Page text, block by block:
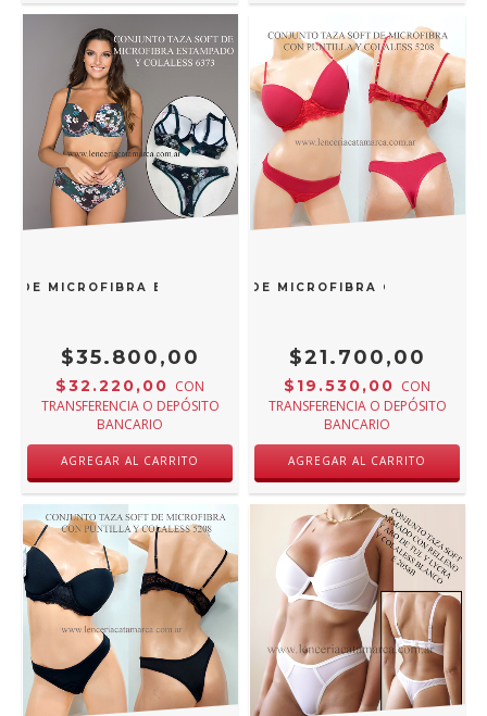
DE MICROFIBRA ESTAMPADO Y COLALESS VERDE 6373UN
$35.800,00
$32.220,00 CON
TRANSFERENCIA O DEPÓSITO
BANCARIO
AGREGAR AL CARRITO
TAZA SOFT CON ARO DE MICROFIBRA CON
$21.700,00
$19.530,00 CON
TRANSFERENCIA O DEPÓSITO
BANCARIO
AGREGAR AL CARRITO